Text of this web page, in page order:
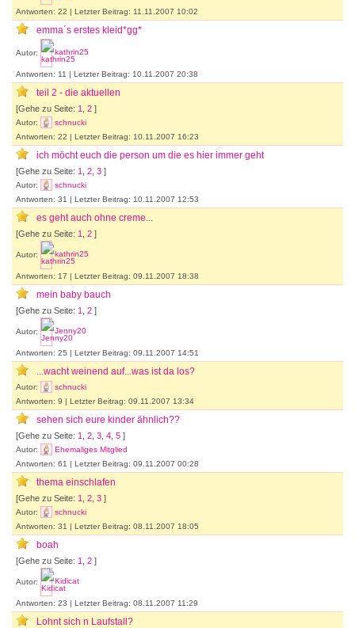
Antworten: 22 | Letzter Beitrag: 11.11.2007 10:02
emma´s erstes kleid*gg*
Autor: kathrin25
Antworten: 11 | Letzter Beitrag: 10.11.2007 20:38
teil 2 - die aktuellen
[Gehe zu Seite: 1 2 ]
Autor:
schnucki
Antworten: 22 | Letzter Beitrag: 10.11.2007 16:23
ich möcht euch die person um die es hier immer geht
[Gehe zu Seite: 1 2 3 ]
Autor:
schnucki
Antworten: 31 | Letzter Beitrag: 10.11.2007 12:53
es geht auch ohne creme...
[Gehe zu Seite: 1 2 ]
Autor: kathrin25
Antworten: 17 | Letzter Beitrag: 09.11.2007 18:38
mein baby bauch
[Gehe zu Seite: 1 2 ]
Autor: Jenny20
Antworten: 25 | Letzter Beitrag: 09.11.2007 14:51
...wacht weinend auf...was ist da los?
Autor:
schnucki
Antworten: 9 | Letzter Beitrag: 09.11.2007 13:34
sehen sich eure kinder ähnlich??
[Gehe zu Seite: 1 2 3 4 5 ]
Autor:
Ehemaliges Mitglied
Antworten: 61 | Letzter Beitrag: 09.11.2007 00:28
thema einschlafen
[Gehe zu Seite: 1 2 3 ]
Autor:
schnucki
Antworten: 31 | Letzter Beitrag: 08.11.2007 18:05
boah
[Gehe zu Seite: 1 2 ]
Autor: Kidicat
Antworten: 23 | Letzter Beitrag: 08.11.2007 11:29
Lohnt sich n Laufstall?